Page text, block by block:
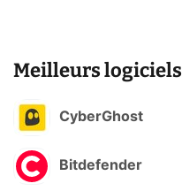
Meilleurs logiciels
CyberGhost
Bitdefender